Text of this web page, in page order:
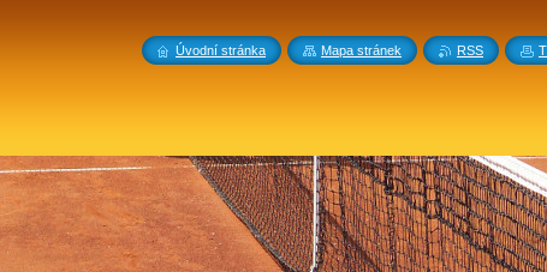
Úvodní stránka Mapa stránek RSS